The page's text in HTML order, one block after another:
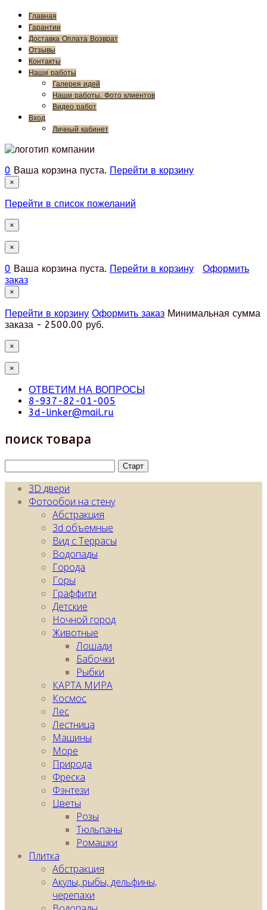
Главная
Гарантии
Доставка Оплата Возврат
Отзывы
Контакты
Наши работы
Галерея идей
Наши работы. Фото клиентов
Видео работ
Вход
Личный кабинет
0 Ваша корзина пуста. Перейти в корзину
×
Перейти в список пожеланий
×
×
0 Ваша корзина пуста. Перейти в корзину
Оформить
заказ
×
Перейти в корзину Оформить заказ Минимальная сумма
заказа - 2500.00 руб.
×
×
ОТВЕТИМ НА ВОПРОСЫ
8-937-82-01-005
3d-linker@mail.ru
поиск товара
3D двери
Фотообои на стену
Абстракция
3d объемные
Вид с Террасы
Водопады
Города
Горы
Граффити
Детские
Ночной город
Животные
Лошади
Бабочки
Рыбки
КАРТA МИРА
Космос
Лес
Лестница
Машины
Море
Природа
Фреска
Фэнтези
Цветы
Розы
Тюльпаны
Ромашки
Плитка
Абстракция
Акулы, рыбы, дельфины,
черепахи